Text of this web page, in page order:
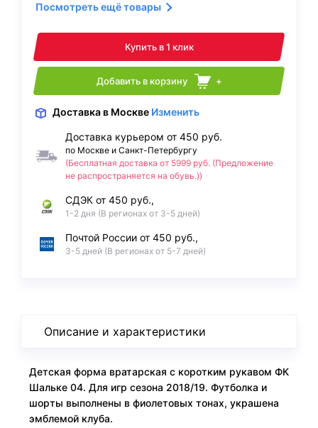
Посмотреть ещё товары
Купить в 1 клик
Добавить в корзину +
Доставка в Москве Изменить
Доставка курьером от 450 руб.
по Москве и Санкт-Петербургу
(Бесплатная доставка от 5999 руб. (Предложение
не распространяется на обувь.))
СДЭК от 450 руб.,
1-2 дня (В регионах от 3-5 дней)
Почтой России от 450 руб.,
3-5 дней (В регионах от 5-7 дней)
Описание и характеристики
Детская форма вратарская с коротким рукавом ФК
Шальке 04. Для игр сезона 2018/19. Футболка и
шорты выполнены в фиолетовых тонах, украшена
эмблемой клуба.